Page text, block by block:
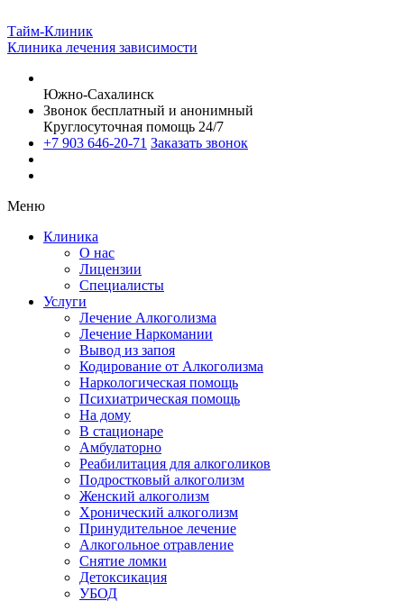
Тайм-Клиник
Клиника лечения зависимости
Южно-Сахалинск
Звонок бесплатный и анонимный
Круглосуточная помощь 24/7
+7 903 646-20-71 Заказать звонок
Меню
Клиника
О нас
Лицензии
Специалисты
Услуги
Лечение Алкоголизма
Лечение Наркомании
Вывод из запоя
Кодирование от Алкоголизма
Наркологическая помощь
Психиатрическая помощь
На дому
В стационаре
Амбулаторно
Реабилитация для алкоголиков
Подростковый алкоголизм
Женский алкоголизм
Хронический алкоголизм
Принудительное лечение
Алкогольное отравление
Снятие ломки
Детоксикация
УБОД